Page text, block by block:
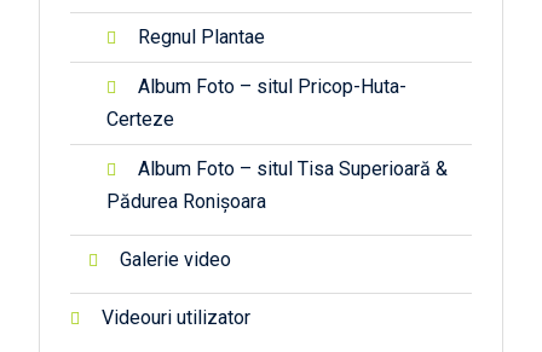
Regnul Plantae
Album Foto – situl Pricop-Huta-
Certeze
Album Foto – situl Tisa Superioară &
Pădurea Ronișoara
Galerie video
Videouri utilizator